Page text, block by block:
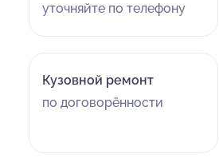
уточняйте по телефону
Кузовной ремонт
по договорённости